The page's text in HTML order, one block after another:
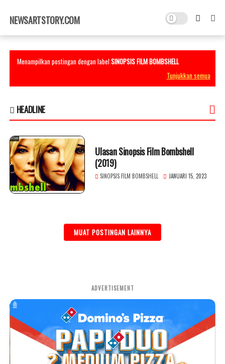
×
NEWSARTSTORY.COM
Menampilkan postingan dengan labelSINOPSIS FILM BOMBSHELL
Tunjukkan semua
HEADLINE
Ulasan Sinopsis Film Bombshell
(2019)
SINOPSIS FILM BOMBSHELL JANUARI 15, 2023
MUAT POSTINGAN LAINNYA
ADVERTISEMENT